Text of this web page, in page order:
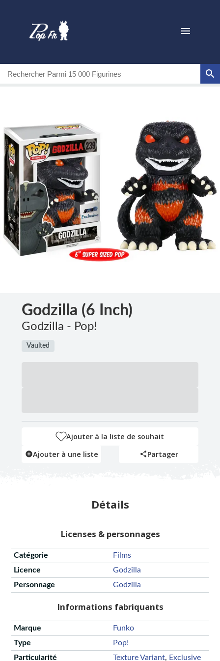
Godzilla (6 Inch)
Godzilla - Pop!
Vaulted
Ajouter à la liste de souhait
Ajouter à une liste
Partager
Détails
Licenses & personnages
Catégorie
Films
Licence
Godzilla
Personnage
Godzilla
Informations fabriquants
Marque
Funko
Type
Pop!
Particularité
Texture Variant, Exclusive